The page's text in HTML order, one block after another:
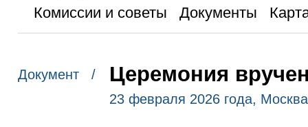
Комиссии и советы
Документы
Документ / Церемония
23 февраля 2026 года,